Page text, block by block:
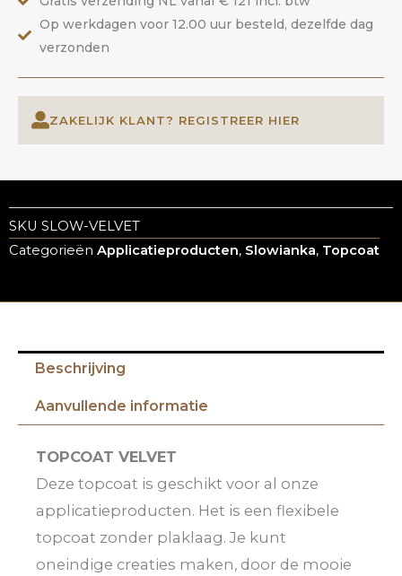
Op werkdagen voor 12.00 uur besteld, dezelfde dag
verzonden
ZAKELIJK KLANT? REGISTREER HIER
SKU SLOW-VELVET
Categorieën Applicatieproducten, Slowianka, Topcoat
Beschrijving
Aanvullende informatie
TOPCOAT VELVET
Deze topcoat is geschikt voor al onze
applicatieproducten. Het is een flexibele
topcoat zonder plaklaag. Je kunt
oneindige creaties maken, door de mooie